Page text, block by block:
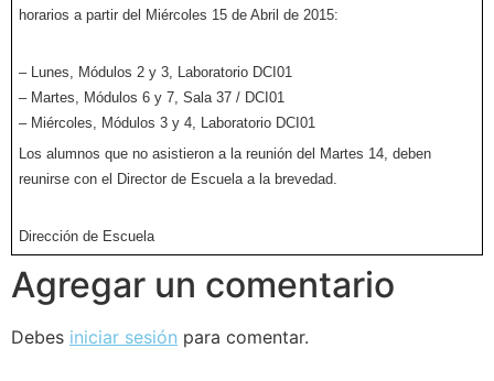
horarios a partir del Miércoles 15 de Abril de 2015:
– Lunes, Módulos 2 y 3, Laboratorio DCI01
– Martes, Módulos 6 y 7, Sala 37 / DCI01
– Miércoles, Módulos 3 y 4, Laboratorio DCI01
Los alumnos que no asistieron a la reunión del Martes 14, deben
reunirse con el Director de Escuela a la brevedad.
Dirección de Escuela
Agregar un comentario
Debes iniciar sesión para comentar.